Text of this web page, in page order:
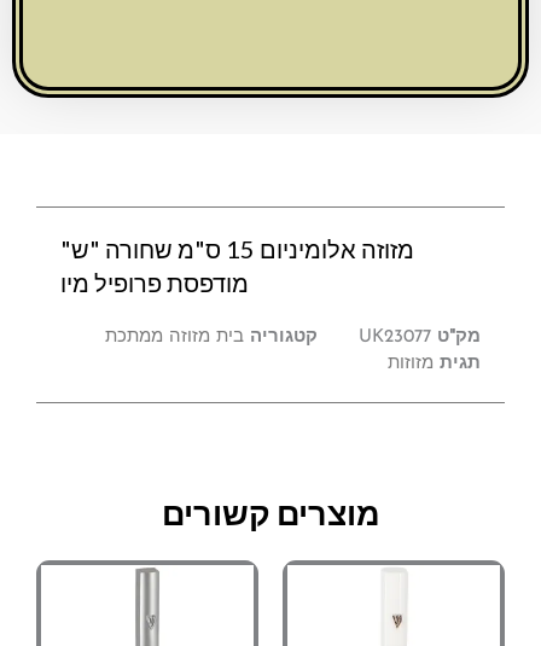
מזוזה אלומיניום 15 ס"מ שחורה "ש"
מודפסת פרופיל מיו
UK23077 קטגוריה בית מזוזה ממתכת
מזוזות
מוצרים קשורים